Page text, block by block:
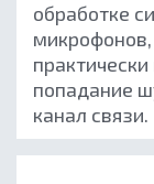
обработке
попадание
канал связи.